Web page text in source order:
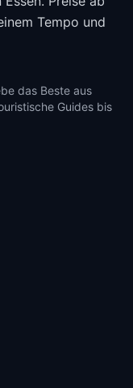
Tempo und
das Beste aus
Guides bis